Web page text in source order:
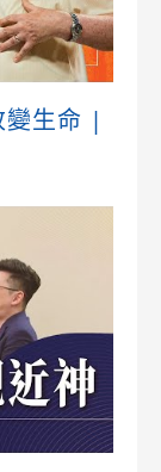
變生命 |